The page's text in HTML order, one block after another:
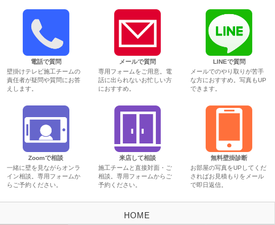
電話で質問
壁掛けテレビ施工チームの
責任者が疑問や質問にお答
えします。
メールで質問
専用フォームをご用意。電
話に出られないお忙しい方
におすすめ。
LINEで質問
メールでのやり取りが苦手
な方におすすめ。写真もUP
できます。
Zoomで相談
一緒に壁を見ながらオンラ
イン相談。専用フォームか
らご予約ください。
来店して相談
施工チームと直接対面・ご
相談。専用フォームからご
予約ください。
無料壁掛診断
お部屋の写真をUPしてくだ
さればお見積もりをメール
で即日返信。
HOME